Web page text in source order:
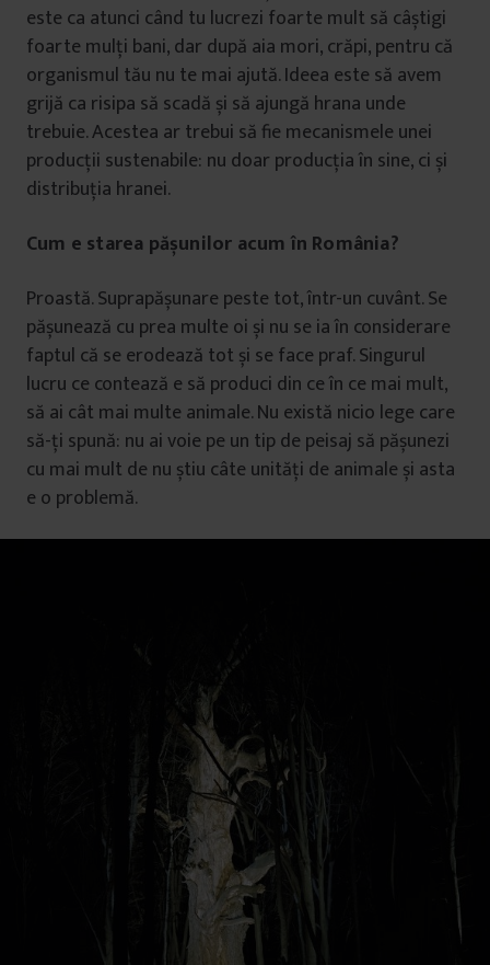
este ca atunci când tu lucrezi foarte mult să câștigi
foarte mulți bani, dar după aia mori, crăpi, pentru că
organismul tău nu te mai ajută. Ideea este să avem
grijă ca risipa să scadă și să ajungă hrana unde
trebuie. Acestea ar trebui să fie mecanismele unei
producții sustenabile: nu doar producția în sine, ci și
distribuția hranei.
Cum e starea pășunilor acum în România?
Proastă. Suprapășunare peste tot, într-un cuvânt. Se
pășunează cu prea multe oi și nu se ia în considerare
faptul că se erodează tot și se face praf. Singurul
lucru ce contează e să produci din ce în ce mai mult,
să ai cât mai multe animale. Nu există nicio lege care
să-ți spună: nu ai voie pe un tip de peisaj să pășunezi
cu mai mult de nu știu câte unități de animale și asta
e o problemă.